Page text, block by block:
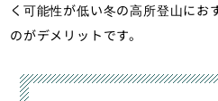
く可能性が低い冬の高所登山にお
のがデメリットです。